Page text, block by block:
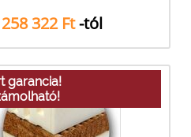
258 322 Ft-tól
garancia!